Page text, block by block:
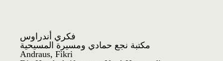
فكري أندراوس
مكتبة نجع حمادي ومسيرة المسيحية
Andraus, Fikri